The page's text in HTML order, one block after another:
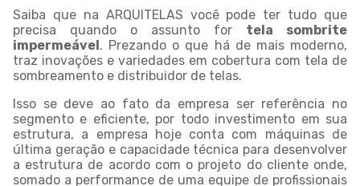
Saiba que na ARQUITELAS você pode ter tudo que
precisa quando o assunto for tela sombrite
impermeável. Prezando o que há de mais moderno,
traz inovações e variedades em cobertura com tela de
sombreamento e distribuidor de telas.
Isso se deve ao fato da empresa ser referência no
segmento e eficiente, por todo investimento em sua
estrutura, a empresa hoje conta com máquinas de
última geração e capacidade técnica para desenvolver
a estrutura de acordo com o projeto do cliente onde,
somado a performance de uma equipe de profissionais